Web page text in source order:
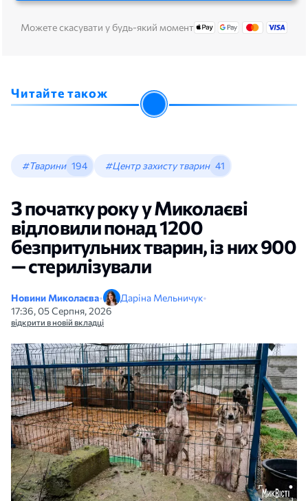
Можете скасувати у будь-який момент
Читайте також
#Тварини 194 #Центр захисту тварин 41
З початку року у Миколаєві
відловили понад 1200
безпритульних тварин, із них 900
— стерилізували
Новини Миколаєва• Даріна Мельничук•
17:36, 05 Серпня, 2026
відкрити в новій вкладці